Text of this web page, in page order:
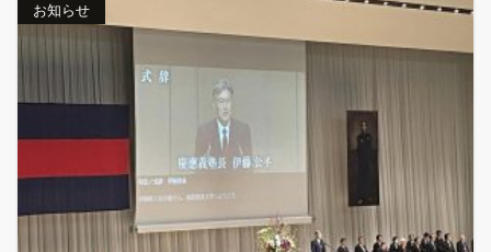
お知らせ